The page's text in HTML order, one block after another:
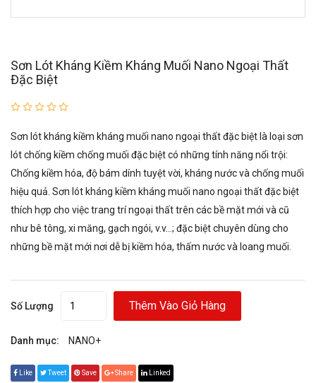
Sơn Lót Kháng Kiềm Kháng Muối Nano Ngoại Thất
Đặc Biệt
Sơn lót kháng kiềm kháng muối nano ngoại thất đặc biệt là loại sơn
lót chống kiềm chống muối đặc biệt có những tính năng nổi trội:
Chống kiềm hóa, độ bám dính tuyệt vời, kháng nước và chống muối
hiệu quả. Sơn lót kháng kiềm kháng muối nano ngoại thất đặc biệt
thích hợp cho việc trang trí ngoại thất trên các bề mặt mới và cũ
như bê tông, xi măng, gạch ngói, v.v…; đặc biệt chuyên dùng cho
những bề mặt mới nơi dễ bị kiềm hóa, thấm nước và loang muối.
Số Lượng Thêm Vào Giỏ Hàng
Danh mục: NANO+
Like Tweet Save Share Linked